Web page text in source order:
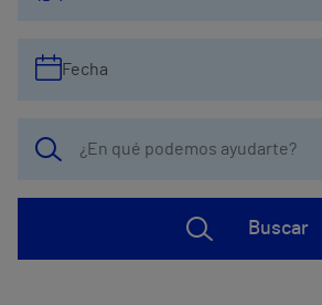
Fecha
Buscar